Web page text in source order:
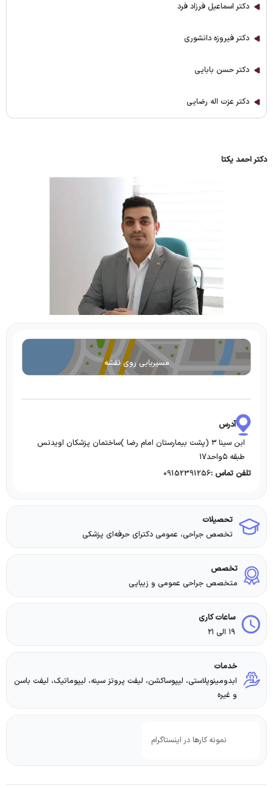
دکتر اسماعیل فرزاد فرد
دکتر فیروزه دانشوری
دکتر حسن بابایی
دکتر عزت اله رضایی
دکتر احمد یکتا
مسیریابی روی نقشه
آدرس
ابن سینا ۳ (پشت بیمارستان امام رضا )ساختمان پزشکان اویدنس
طبقه ۵واحد۱۷
تلفن تماس :09152391256
تحصیلات
تخصص جراحی، عمومی دکترای حرفه‌ای پزشکی
تخصص
متخصص جراحی عمومی و زیبایی
ساعات کاری
۱۹ الی ۲۱
خدمات
ابدومینوپلاستی، لیپوساکشن، لیفت پروتز سینه، لیپوماتیک، لیفت باسن
و غیره
نمونه کارها در اینستاگرام